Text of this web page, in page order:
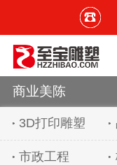
商业美陈
3D打印雕塑
市政工程